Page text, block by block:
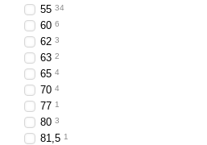
55 34
60 6
62 3
63 2
65 4
70 4
77 1
80 3
81,5 1